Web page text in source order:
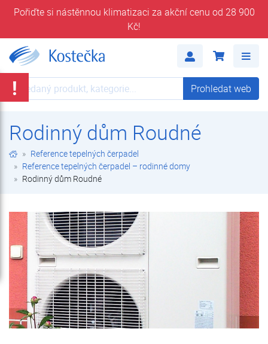
Pořiďte si nástěnnou klimatizaci za akční cenu od 28 900
Kč!
Prohledat web Prohledat web
Rodinný dům Roudné
Reference tepelných čerpadel
Reference tepelných čerpadel – rodinné domy
Rodinný dům Roudné
!